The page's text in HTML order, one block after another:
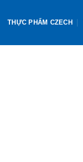
THỰC PHẨM CZECH